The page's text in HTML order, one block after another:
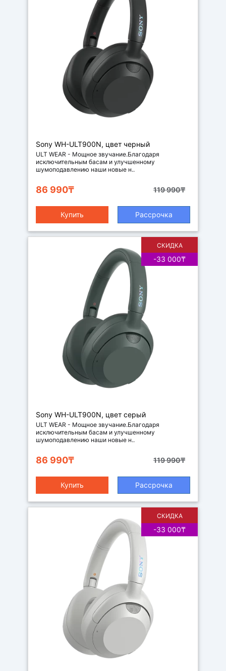
Наушники
Sony WH-ULT900N, цвет черный
ULT WEAR - Мощное звучание.Благодаря
исключительным басам и улучшенному
шумоподавлению наши новые н..
119 990₸
86 990₸
Купить Рассрочка
СКИДКА
-33 000₸
Наушники
Sony WH-ULT900N, цвет серый
ULT WEAR - Мощное звучание.Благодаря
исключительным басам и улучшенному
шумоподавлению наши новые н..
119 990₸
86 990₸
Купить Рассрочка
СКИДКА
-33 000₸